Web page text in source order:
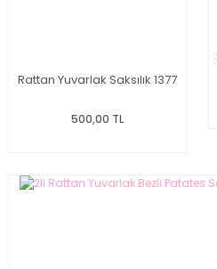
Rattan Yuvarlak Saksılık 1377
500,00 TL